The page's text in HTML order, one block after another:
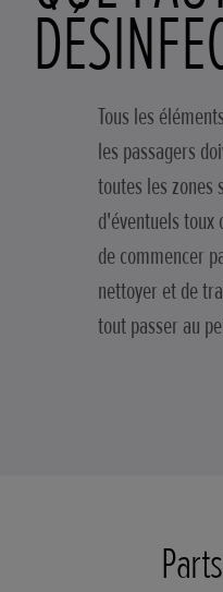
Tous les
les passagers
toutes les zones
d'éventuels
de commencer
nettoyer et de
tout passer au